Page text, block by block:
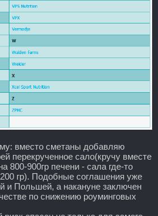
вместо сметаны добавляю
перекрученное сало(кручу вместе
800-900гр печени - сала где-то
гр). Подобные соглашения уже
и Польшей, а накануне заключен
по снижению роуминговых